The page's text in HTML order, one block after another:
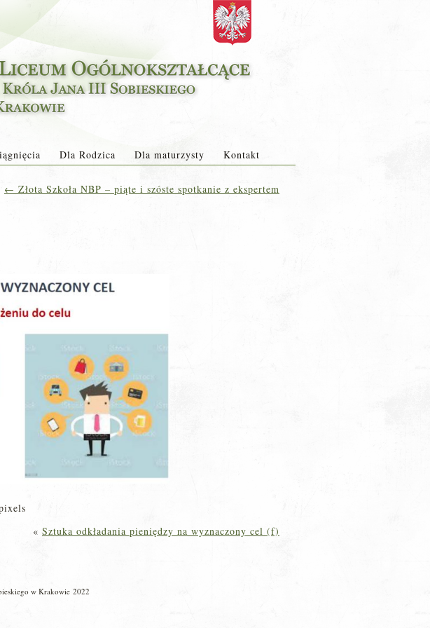
Dla Rodzica Dla maturzysty Kontakt
← Złota Szkoła NBP – piąte i szóste spotkanie z ekspertem
« Sztuka odkładania pieniędzy na wyznaczony cel (f)
w Krakowie 2022